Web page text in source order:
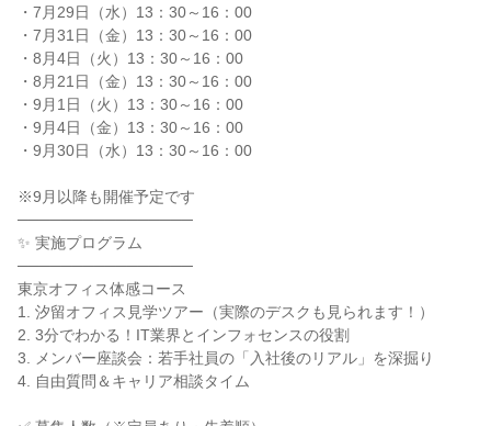
・7月29日（水）13：30～16：00
・7月31日（金）13：30～16：00
・8月4日（火）13：30～16：00
・8月21日（金）13：30～16：00
・9月1日（火）13：30～16：00
・9月4日（金）13：30～16：00
・9月30日（水）13：30～16：00
※9月以降も開催予定です
────────────────
✨ 実施プログラム
────────────────
東京オフィス体感コース
1. 汐留オフィス見学ツアー（実際のデスクも見られます！）
2. 3分でわかる！IT業界とインフォセンスの役割
3. メンバー座談会：若手社員の「入社後のリアル」を深掘り
4. 自由質問＆キャリア相談タイム